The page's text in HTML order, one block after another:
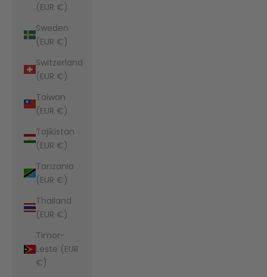
(EUR €)
Sweden
(EUR €)
Switzerland
(EUR €)
Taiwan
(EUR €)
Tajikistan
(EUR €)
Tanzania
(EUR €)
Thailand
(EUR €)
Timor-
Leste (EUR
€)